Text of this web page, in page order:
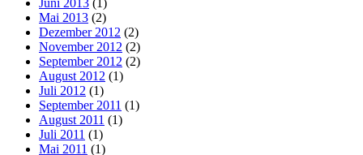
Mai 2013 (2)
Dezember 2012 (2)
November 2012 (2)
September 2012 (2)
August 2012 (1)
Juli 2012 (1)
September 2011 (1)
August 2011 (1)
Juli 2011 (1)
Mai 2011 (1)